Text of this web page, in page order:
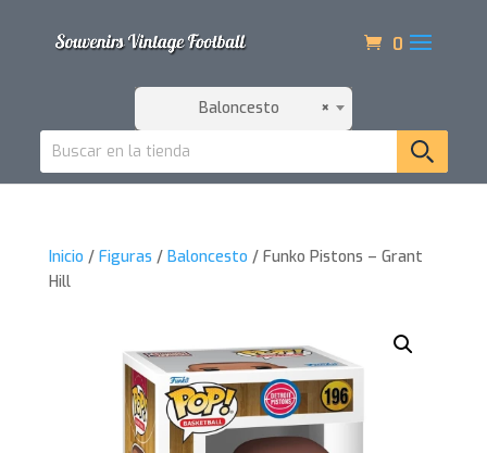
0
×
Baloncesto
Inicio / Figuras / Baloncesto / Funko Pistons – Grant
Hill